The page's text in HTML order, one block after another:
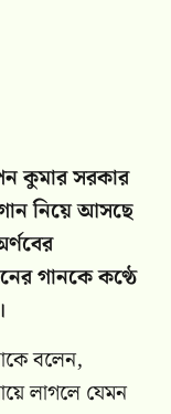
কুমার সরকার
নিয়ে আসছে
গানকে কণ্ঠে
বলেন,
লাগলে যেমন